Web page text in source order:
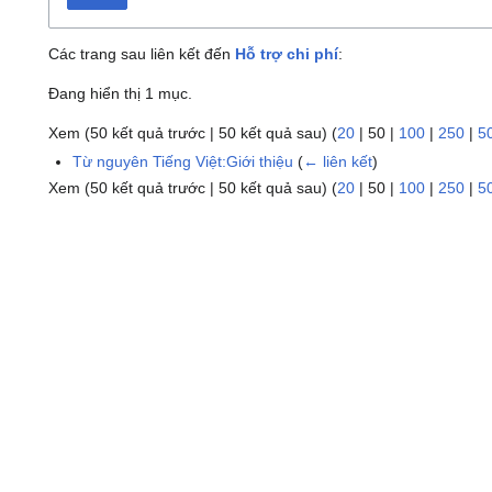
Các trang sau liên kết đến Hỗ trợ chi phí:
Đang hiển thị 1 mục.
Xem (50 kết quả trước | 50 kết quả sau) (20 | 50 | 100 | 250 |
Từ nguyên Tiếng Việt:Giới thiệu (← liên kết)
Xem (50 kết quả trước | 50 kết quả sau) (20 | 50 | 100 | 250 |